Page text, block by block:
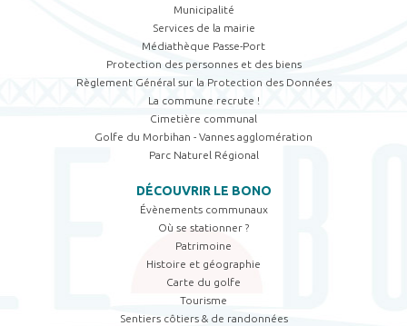
Municipalité
Services de la mairie
Médiathèque Passe-Port
Protection des personnes et des biens
Règlement Général sur la Protection des Données
La commune recrute !
Cimetière communal
Golfe du Morbihan - Vannes agglomération
Parc Naturel Régional
DÉCOUVRIR LE BONO
Évènements communaux
Où se stationner ?
Patrimoine
Histoire et géographie
Carte du golfe
Tourisme
Sentiers côtiers & de randonnées